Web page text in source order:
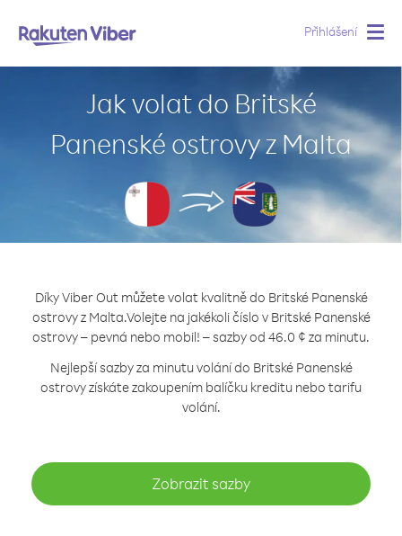
Přihlášení
Jak volat do Britské
Panenské ostrovy z Malta
Díky Viber Out můžete volat kvalitně do Britské Panenské
ostrovy z Malta.Volejte na jakékoli číslo v Britské Panenské
ostrovy – pevná nebo mobil! – sazby od 46.0 ¢ za minutu.
Nejlepší sazby za minutu volání do Britské Panenské
ostrovy získáte zakoupením balíčku kreditu nebo tarifu
volání.
Zobrazit sazby